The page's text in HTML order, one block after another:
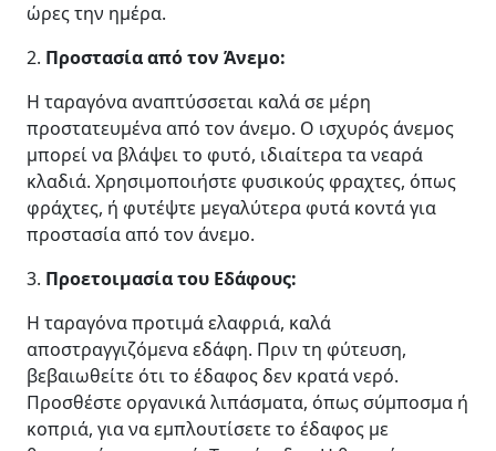
ώρες την ημέρα.
2. Προστασία από τον Άνεμο:
Η ταραγόνα αναπτύσσεται καλά σε μέρη
προστατευμένα από τον άνεμο. Ο ισχυρός άνεμος
μπορεί να βλάψει το φυτό, ιδιαίτερα τα νεαρά
κλαδιά. Χρησιμοποιήστε φυσικούς φραχτες, όπως
φράχτες, ή φυτέψτε μεγαλύτερα φυτά κοντά για
προστασία από τον άνεμο.
3. Προετοιμασία του Εδάφους:
Η ταραγόνα προτιμά ελαφριά, καλά
αποστραγγιζόμενα εδάφη. Πριν τη φύτευση,
βεβαιωθείτε ότι το έδαφος δεν κρατά νερό.
Προσθέστε οργανικά λιπάσματα, όπως σύμποσμα ή
κοπριά, για να εμπλουτίσετε το έδαφος με